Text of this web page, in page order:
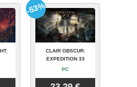
CLAIR OBSCUR:
EXPEDITION 33
PC
-53%